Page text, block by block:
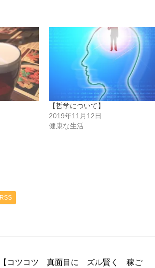
【哲学について】
2019年11月12日
健康な生活
RSS
【コツコツ 真面目に ズル賢く 稼ご